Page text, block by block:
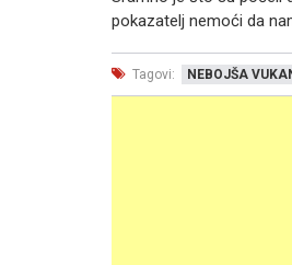
pokazatelj nemoći da
Tagovi: NEBOJŠA